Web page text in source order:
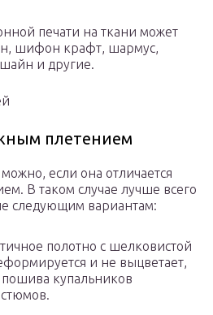
печати на ткани может
шифон крафт, шармус,
и другие.
плетением
если она отличается
В таком случае лучше всего
следующим вариантам:
полотно с шелковистой
и не выцветает,
пошива купальников